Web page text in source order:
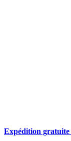
Expédition gratuite